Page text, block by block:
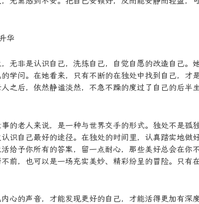
华
无非是认识自己，洗练自己，自觉自愿的改造自己。
学问。在她看来，只有不断的在独处中找到自己，才
之后，依然静谧淡然，不急不躁的度过了自己的后半
的老人来说，是一种与世界交手的形式。独处不是孤
识自己最好的途径。在独处的时间里，认真踏实地做
给予你所有的答案，留一点耐心，那些美好总会在你
前，也可以是一场充实美妙、精彩纷呈的冒险。只有
心的声音，才能发现更好的自己，才能活得更加有深